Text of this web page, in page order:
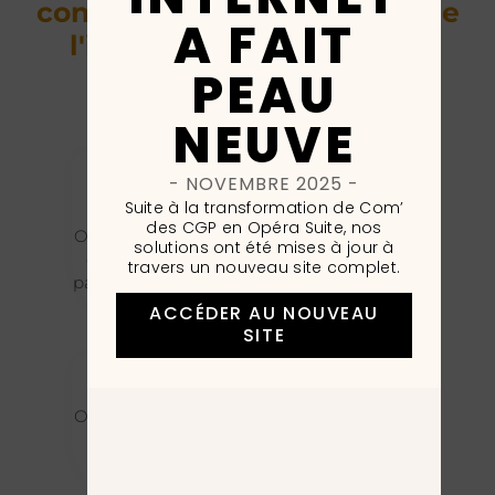
conscience que le marché de
l'immobilier présente de
belles opportunités !
Tour d'horizon du secteur
immobilier
On entend partout qu’il n’est plus possible
d’acheter, que l’immobilier ne présente
pas autant d »intérêt. Et si vous découvriez
une alternative ?
Une alternative pour vos clients
On le sait, l’immobilier et les Français, c’est
A FAIT
PEAU
NEUVE
- NOVEMBRE 2025 -
Suite à la transformation de Com’
des CGP en Opéra Suite, nos
solutions ont été mises à jour à
travers un nouveau site complet.
ACCÉDER AU NOUVEAU
SITE